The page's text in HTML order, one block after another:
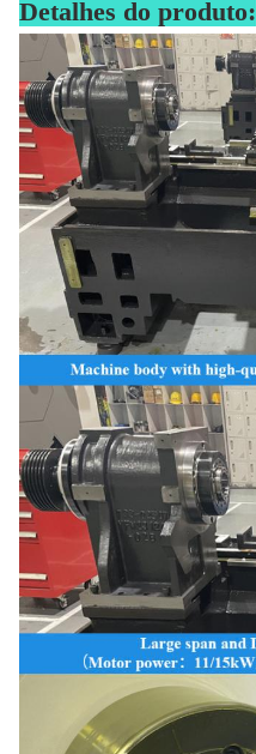
Detalhes do produto: